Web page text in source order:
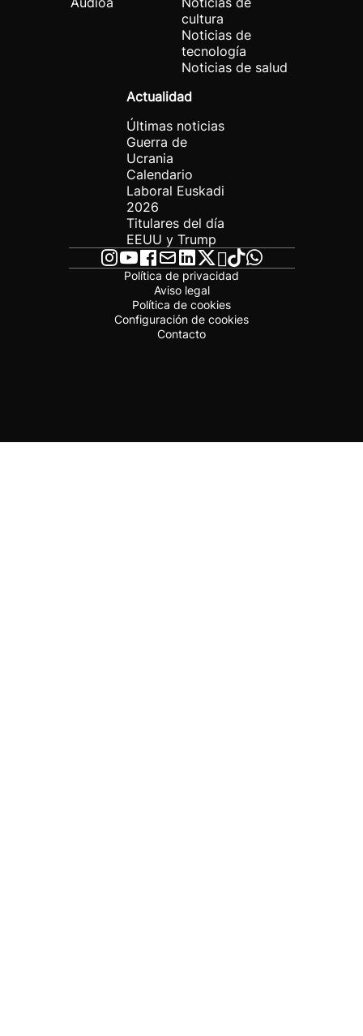
cultura
Noticias de
tecnología
Noticias de salud
Actualidad
Últimas noticias
Guerra de
Ucrania
Calendario
Laboral Euskadi
2026
Titulares del día
EEUU y Trump
Política de privacidad
Aviso legal
Política de cookies
Configuración de cookies
Contacto